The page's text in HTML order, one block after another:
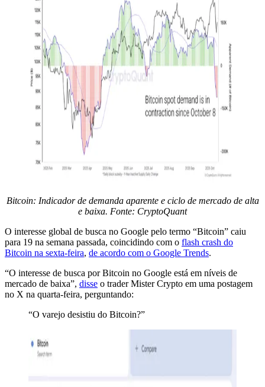
Bitcoin: Indicador de demanda aparente e ciclo de mercado de alta
e baixa. Fonte: CryptoQuant
O interesse global de busca no Google pelo termo “Bitcoin” caiu
para 19 na semana passada, coincidindo com o flash crash do
Bitcoin na sexta-feira, de acordo com o Google Trends.
“O interesse de busca por Bitcoin no Google está em níveis de
mercado de baixa”, disse o trader Mister Crypto em uma postagem
no X na quarta-feira, perguntando:
“O varejo desistiu do Bitcoin?”